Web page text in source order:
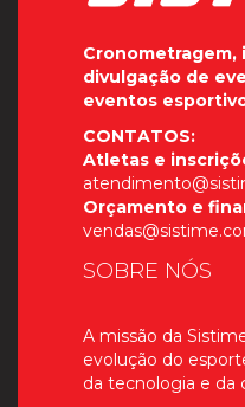
Cronometragem,
divulgação de
eventos
CONTATOS:
Atletas e
Orçamento e
SOBRE NÓS
A missão da
evolução do
da tecnologia e da